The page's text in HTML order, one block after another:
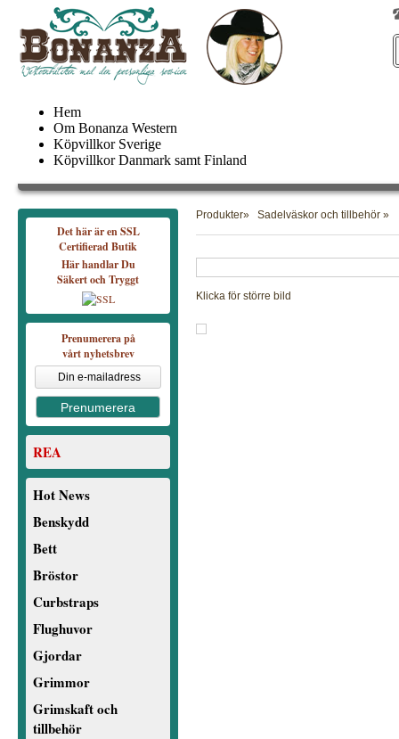
Hem
Om Bonanza Western
Köpvillkor Sverige
Köpvillkor Danmark samt Finland
Det här är en SSL
Certifierad Butik
Här handlar Du
Säkert och Tryggt
Prenumerera på
vårt nyhetsbrev
REA
Hot News
Benskydd
Bett
Bröstor
Curbstraps
Flughuvor
Gjordar
Grimmor
Grimskaft och
tillbehör
Produkter» Sadelväskor och tillbehör »
Klicka för större bild